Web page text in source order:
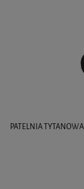
PATELNIA